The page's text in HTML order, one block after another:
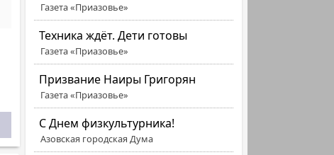
Газета «Приазовье»
Техника ждёт. Дети готовы
Газета «Приазовье»
Призвание Наиры Григорян
Газета «Приазовье»
C Днем физкультурника!
Азовская городская Дума